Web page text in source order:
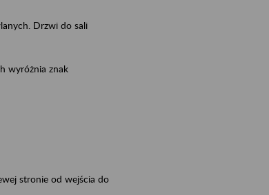
Drzwi do sali
wyróżnia znak
stronie od wejścia do